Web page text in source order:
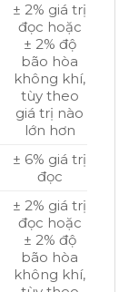
± 2% giá trị
đọc hoặc
± 2% độ
bão hòa
không khí,
tùy theo
giá trị nào
lớn hơn
± 6% giá trị
đọc
± 2% giá trị
đọc hoặc
± 2% độ
bão hòa
không khí,